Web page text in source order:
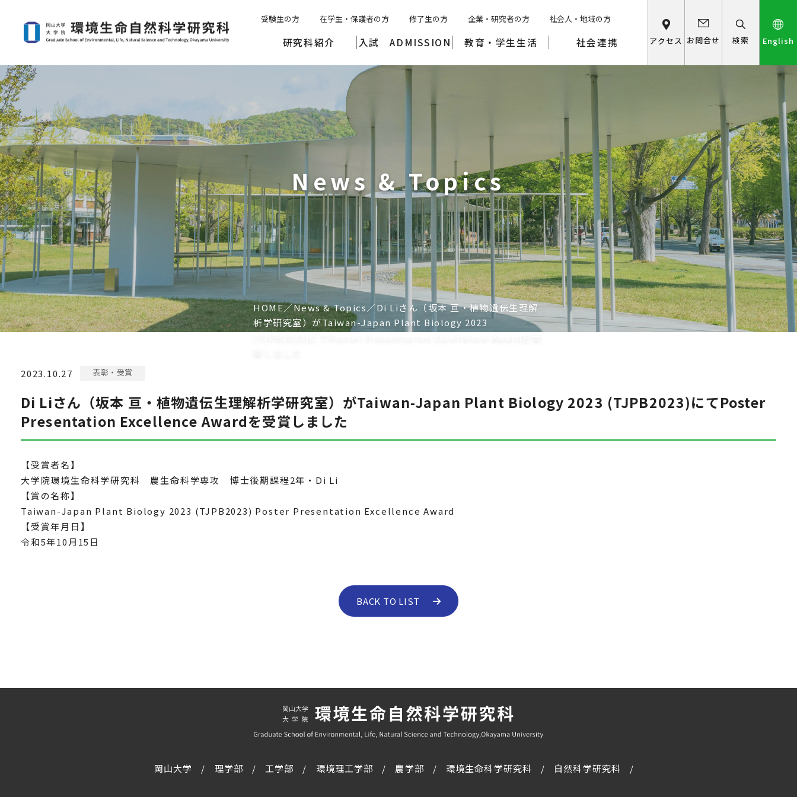
研究科紹介 入試 ADMISSION 教育・学生生活 社会連携
受験生の方 在学生・保護者の方 修了生の方 企業・研究者の方
社会人・地域の方
アクセス お問合せ 検索 English
News & Topics
HOME News & Topics
Di Liさん（坂本 亘・植物遺伝生理解
析学研究室）がTaiwan-Japan Plant Biology 2023
2023.10.27
表彰・受賞
Di Liさん（坂本 亘・植物遺伝生理解析学研究室）がTaiwan-Japan Plant Biology 2023 (TJPB2023)にてPoster
Presentation Excellence Awardを受賞しました
【受賞者名】
大学院環境生命科学研究科 農生命科学専攻 博士後期課程2年・Di Li
【賞の名称】
Taiwan-Japan Plant Biology 2023 (TJPB2023) Poster Presentation Excellence Award
【受賞年月日】
令和5年10月15日
BACK TO LIST
岡山大学 理学部 工学部 環境理工学部 農学部 環境生命科学研究科 自然科学研究科